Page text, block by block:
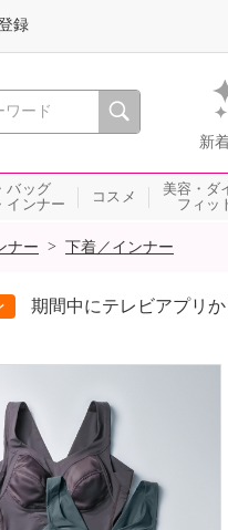
、瞬間を。通販・テレビショッピングのショ
新
録
バッグ
インナー
コスメ
美容・ダ
フィッ
ナー > 下着／インナー
期間中にテレビアプリ